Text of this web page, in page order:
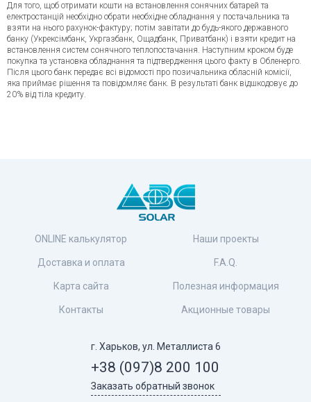
Для того, щоб отримати кошти на встановлення сонячних батарей та
електростанцій необхідно обрати необхідне обладнання у постачальника та
взяти на нього рахунок-фактуру; потім завітати до будь-якого державного
банку (Укрексімбанк, Укргазбанк, Ощадбанк, Приватбанк) і взяти кредит на
встановлення систем сонячного теплопостачання. Наступним кроком буде
покупка та установка обладнання та підтвердження цього факту в Обленерго.
Після цього банк передає всі відомості про позичальника обласній комісії,
яка приймає рішення та повідомляє банк. В результаті банк відшкодовує до
20% від тіла кредиту.
ONLINE калькулятор
Доставка и оплата
Карта сайта
Контакты
Наши проекты
F.A.Q.
Полезная информация
Акционные товары
г. Харьков, ул. Металлиста 6
+38 (097)8 200 100
Заказать обратный звонок